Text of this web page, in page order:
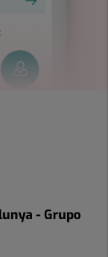
- Grupo